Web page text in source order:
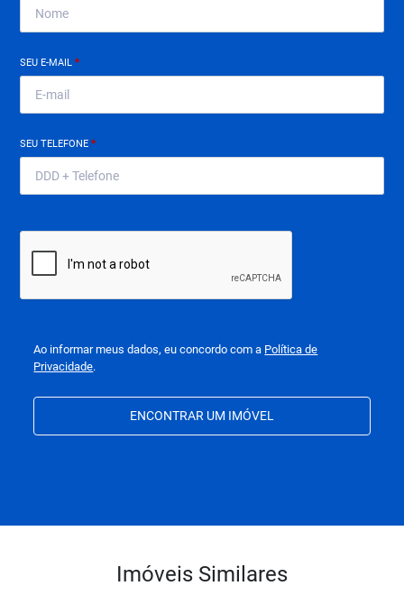
SEU E-MAIL*
SEU TELEFONE*
Ao informar meus dados, eu concordo com a Política de
Privacidade.
ENCONTRAR UM IMÓVEL
Imóveis Similares